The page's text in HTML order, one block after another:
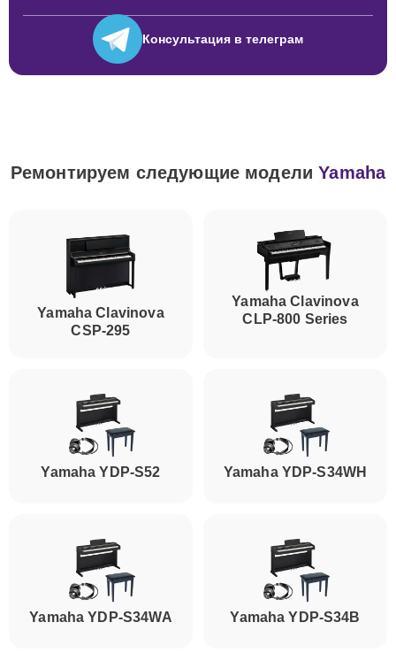
Консультация в телеграм
Ремонтируем следующие моделиYamaha
Yamaha Clavinova
CSP-295
Yamaha Clavinova
CLP-800 Series
Yamaha YDP-S52 Yamaha YDP-S34WH
Yamaha YDP-S34WA Yamaha YDP-S34B